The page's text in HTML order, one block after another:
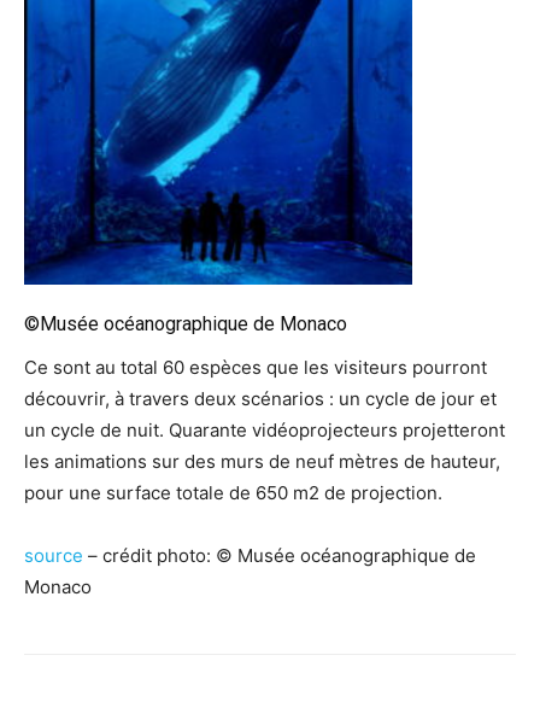
©Musée océanographique de Monaco
Ce sont au total 60 espèces que les visiteurs pourront
découvrir, à travers deux scénarios : un cycle de jour et
un cycle de nuit. Quarante vidéoprojecteurs projetteront
les animations sur des murs de neuf mètres de hauteur,
pour une surface totale de 650 m2 de projection.
source – crédit photo: © Musée océanographique de
Monaco